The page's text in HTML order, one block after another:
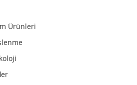
Ürünleri